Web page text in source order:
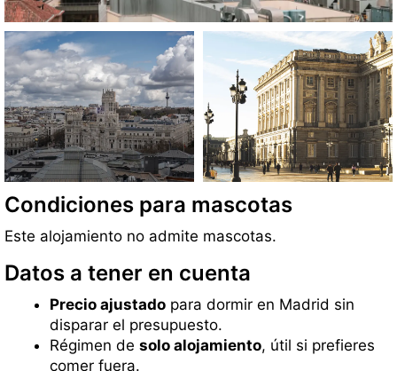
Condiciones para mascotas
Este alojamiento no admite mascotas.
Datos a tener en cuenta
Precio ajustado para dormir en Madrid sin
disparar el presupuesto.
Régimen de solo alojamiento, útil si prefieres
comer fuera.